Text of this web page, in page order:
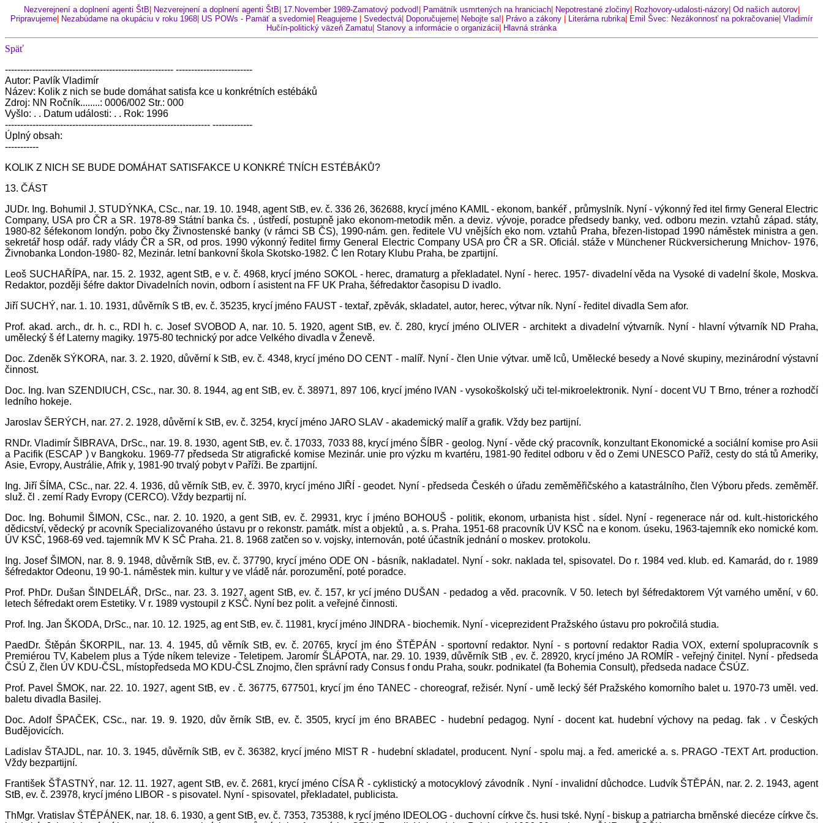
Nezverejnení a doplnení agenti ŠtB Nezverejnení a doplnení agenti ŠtB 17.November 1989-Zamatový podvod! Pamätník usmrtených na hraniciach| Nepotrestané zločiny| Rozhovory-udalosti-názory| Od našich autorov|
Pripravujeme Nezabúdame na okupáciu v roku 1968 US POWs - Pamäť a svedomie Reagujeme Svedectvá| Doporučujeme Nebojte sa! Právo a zákony Literárna rubrika| Emil Švec: Nezákonnosť na pokračovanie Vladimír
Hučín-politický väzeň Zamatu Stanovy a informácie o organizácii Hlavná stránka
Späť
------------------------------------------------------- -------------------------
Autor: Pavlík Vladimír
Název: Kolik z nich se bude domáhat satisfa kce u konkrétních estébáků
Zdroj: NN Ročník........: 0006/002 Str.: 000
Vyšlo: . . Datum události: . . Rok: 1996
------------------------------------------------------------------- -------------
Úplný obsah:
-----------
KOLIK Z NICH SE BUDE DOMÁHAT SATISFAKCE U KONKRÉ TNÍCH ESTÉBÁKŮ?
13. ČÁST
JUDr. Ing. Bohumil J. STUDÝNKA, CSc., nar. 19. 10. 1948, agent StB, ev. č. 336 26, 362688, krycí jméno KAMIL - ekonom, bankéř , průmyslník. Nyní - výkonný řed itel firmy General Electric
Company, USA pro ČR a SR. 1978-89 Státní banka čs. , ústředí, postupně jako ekonom-metodik měn. a deviz. vývoje, poradce předsedy banky, ved. odboru mezin. vztahů západ. státy,
1980-82 šéfekonom londýn. pobo čky Živnostenské banky (v rámci SB ČS), 1990-nám. gen. ředitele VU vnějších eko nom. vztahů Praha, březen-listopad 1990 náměstek ministra a gen.
sekretář hosp odář. rady vlády ČR a SR, od pros. 1990 výkonný ředitel firmy General Electric Company USA pro ČR a SR. Oficiál. stáže v Münchener Rückversicherung Mnichov- 1976,
Živnobanka London-1980- 82, Mezinár. letní bankovní škola Skotsko-1982. Č len Rotary Klubu Praha, be zpartijní.
Leoš SUCHAŘÍPA, nar. 15. 2. 1932, agent StB, e v. č. 4968, krycí jméno SOKOL - herec, dramaturg a překladatel. Nyní - herec. 1957- divadelní věda na Vysoké di vadelní škole, Moskva.
Redaktor, později šéfre daktor Divadelních novin, odborn í asistent na FF UK Praha, šéfredaktor časopisu D ivadlo.
Jiří SUCHÝ, nar. 1. 10. 1931, důvěrník S tB, ev. č. 35235, krycí jméno FAUST - textař, zpěvák, skladatel, autor, herec, výtvar ník. Nyní - ředitel divadla Sem afor.
Prof. akad. arch., dr. h. c., RDI h. c. Josef SVOBOD A, nar. 10. 5. 1920, agent StB, ev. č. 280, krycí jméno OLIVER - architekt a divadelní výtvarník. Nyní - hlavní výtvarník ND Praha,
umělecký š éf Laterny magiky. 1975-80 technický por adce Velkého divadla v Ženevě.
Doc. Zdeněk SÝKORA, nar. 3. 2. 1920, důvěrní k StB, ev. č. 4348, krycí jméno DO CENT - malíř. Nyní - člen Unie výtvar. umě lců, Umělecké besedy a Nové skupiny, mezinárodní výstavní
činnost.
Doc. Ing. Ivan SZENDIUCH, CSc., nar. 30. 8. 1944, ag ent StB, ev. č. 38971, 897 106, krycí jméno IVAN - vysokoškolský uči tel-mikroelektronik. Nyní - docent VU T Brno, tréner a rozhodčí
ledního hokeje.
Jaroslav ŠERÝCH, nar. 27. 2. 1928, důvěrní k StB, ev. č. 3254, krycí jméno JARO SLAV - akademický malíř a grafik. Vždy bez partijní.
RNDr. Vladimír ŠIBRAVA, DrSc., nar. 19. 8. 1930, agent StB, ev. č. 17033, 7033 88, krycí jméno ŠÍBR - geolog. Nyní - věde cký pracovník, konzultant Ekonomické a sociální komise pro Asii
a Pacifik (ESCAP ) v Bangkoku. 1969-77 předseda Str atigrafické komise Mezinár. unie pro výzku m kvartéru, 1981-90 ředitel odboru v ěd o Zemi UNESCO Paříž, cesty do stá tů Ameriky,
Asie, Evropy, Austrálie, Afrik y, 1981-90 trvalý pobyt v Paříži. Be zpartijní.
Ing. Jiří ŠÍMA, CSc., nar. 22. 4. 1936, dů věrník StB, ev. č. 3970, krycí jméno JIŘÍ - geodet. Nyní - předseda Českéh o úřadu zeměměřičského a katastrálního, člen Výboru předs. zeměměř.
služ. čl . zemí Rady Evropy (CERCO). Vždy bezpartij ní.
Doc. Ing. Bohumil ŠIMON, CSc., nar. 2. 10. 1920, a gent StB, ev. č. 29931, kryc í jméno BOHOUŠ - politik, ekonom, urbanista hist . sídel. Nyní - regenerace nár od. kult.-historického
dědicství, vědecký pr acovník Specializovaného ústavu pr o rekonstr. památk. míst a objektů , a. s. Praha. 1951-68 pracovník ÚV KSČ na e konom. úseku, 1963-tajemník eko nomické kom.
ÚV KSČ, 1968-69 ved. tajemník MV K SČ Praha. 21. 8. 1968 zatčen so v. vojsky, internován, poté účastník jednání o moskev. protokolu.
Ing. Josef ŠIMON, nar. 8. 9. 1948, důvěrník StB, ev. č. 37790, krycí jméno ODE ON - básník, nakladatel. Nyní - sokr. naklada tel, spisovatel. Do r. 1984 ved. klub. ed. Kamarád, do r. 1989
šéfredaktor Odeonu, 19 90-1. náměstek min. kultur y ve vládě nár. porozumění, poté poradce.
Prof. PhDr. Dušan ŠINDELÁŘ, DrSc., nar. 23. 3. 1927, agent StB, ev. č. 157, kr ycí jméno DUŠAN - pedadog a věd. pracovník. V 50. letech byl šéfredaktorem Výt varného umění, v 60.
letech šéfredakt orem Estetiky. V r. 1989 vystoupil z KSČ. Nyní bez polit. a veřejné činnosti.
Prof. Ing. Jan ŠKODA, DrSc., nar. 10. 12. 1925, ag ent StB, ev. č. 11981, krycí jméno JINDRA - biochemik. Nyní - viceprezident Pražského ústavu pro pokročilá studia.
PaedDr. Štěpán ŠKORPIL, nar. 13. 4. 1945, dů věrník StB, ev. č. 20765, krycí jm éno ŠTĚPÁN - sportovní redaktor. Nyní - s portovní redaktor Radia VOX, externí spolupracovník s
Premiérou TV, Kabelem plus a Týde níkem televize - Teletipem. Jaromír ŠLÁPOTA, nar. 29. 10. 1939, důvěrník StB , ev. č. 28920, krycí jméno JA ROMÍR - veřejný činitel. Nyní - předseda
ČSÚ Z, člen ÚV KDU-ČSL, místopředseda MO KDU-ČSL Znojmo, člen správní rady Consus f ondu Praha, soukr. podnikatel (fa Bohemia Consult), předseda nadace ČSÚZ.
Prof. Pavel ŠMOK, nar. 22. 10. 1927, agent StB, ev . č. 36775, 677501, krycí jm éno TANEC - choreograf, režisér. Nyní - umě lecký šéf Pražského komorního balet u. 1970-73 uměl. ved.
baletu divadla Basilej.
Doc. Adolf ŠPAČEK, CSc., nar. 19. 9. 1920, dův ěrník StB, ev. č. 3505, krycí jm éno BRABEC - hudební pedagog. Nyní - docent kat. hudební výchovy na pedag. fak . v Českých
Budějovicích.
Ladislav ŠTAJDL, nar. 10. 3. 1945, důvěrník StB, ev č. 36382, krycí jméno MIST R - hudební skladatel, producent. Nyní - spolu maj. a řed. americké a. s. PRAGO -TEXT Art. production.
Vždy bezpartijní.
František ŠŤASTNÝ, nar. 12. 11. 1927, agent StB, ev. č. 2681, krycí jméno CÍSA Ř - cyklistický a motocyklový závodník . Nyní - invalidní důchodce. Ludvík ŠTĚPÁN, nar. 2. 2. 1943, agent
StB, ev. č. 23978, krycí jméno LIBOR - s pisovatel. Nyní - spisovatel, překladatel, publicista.
ThMgr. Vratislav ŠTĚPÁNEK, nar. 18. 6. 1930, a gent StB, ev. č. 7353, 735388, k rycí jméno IDEOLOG - duchovní církve čs. husi tské. Nyní - biskup a patriarcha brněnské diecéze církve čs.